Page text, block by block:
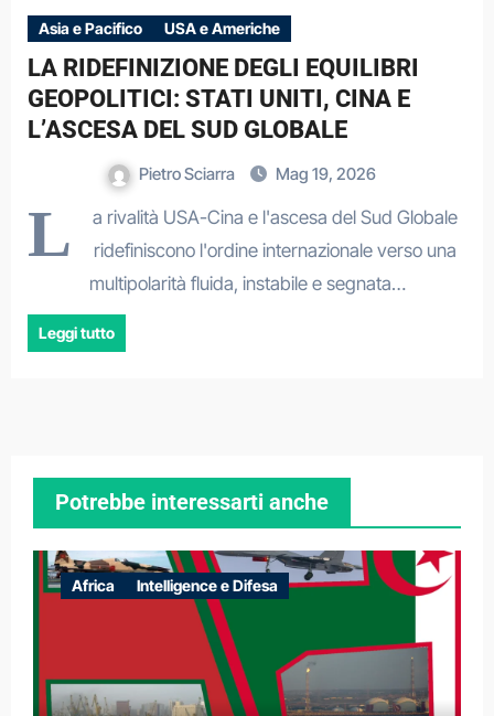
Asia e Pacifico USA e Americhe
LA RIDEFINIZIONE DEGLI EQUILIBRI
GEOPOLITICI: STATI UNITI, CINA E
L’ASCESA DEL SUD GLOBALE
Pietro Sciarra Mag 19, 2026
L
a rivalità USA-Cina e l'ascesa del Sud Globale
ridefiniscono l'ordine internazionale verso una
multipolarità fluida, instabile e segnata…
Leggi tutto
Potrebbe interessarti anche
Africa Intelligence e Difesa